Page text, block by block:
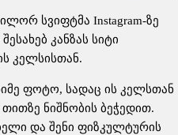
სვიფტმა Instagram-ზე
კანზას სიტი
კელსისთან.
ფოტო, სადაც ის კელსთან
ნიშნობის ბეჭედით.
და შენი ფიზკულტურის